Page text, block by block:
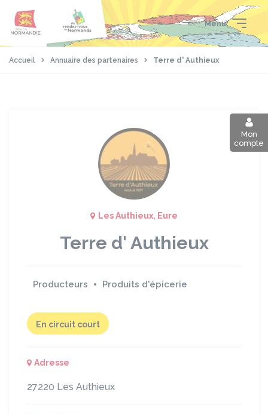
contenu
pied
Menu
Mon
compte
Accueil Annuaire des partenaires Terre d' Authieux
Les Authieux, Eure
Terre d' Authieux
Producteurs Produits d'épicerie
En circuit court
Adresse
27220 Les Authieux
Panneau de gestion des cookies